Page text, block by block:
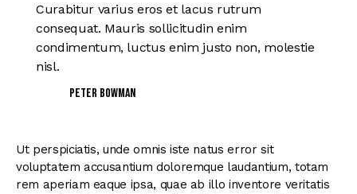
Curabitur varius eros et lacus rutrum
consequat. Mauris sollicitudin enim
condimentum, luctus enim justo non, molestie
nisl.
Peter Bowman
Ut perspiciatis, unde omnis iste natus error sit
voluptatem accusantium doloremque laudantium, totam
rem aperiam eaque ipsa, quae ab illo inventore veritatis